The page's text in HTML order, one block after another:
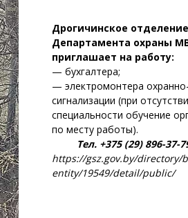
Дрогичинское отделение
Департамента охраны
приглашает на работу:
— бухгалтера;
— электромонтера
сигнализации (при
специальности обучение
по месту работы).
Тел. +375 (29) 896-37-
https://gsz.gov.by/directory/
entity/19549/detail/public/